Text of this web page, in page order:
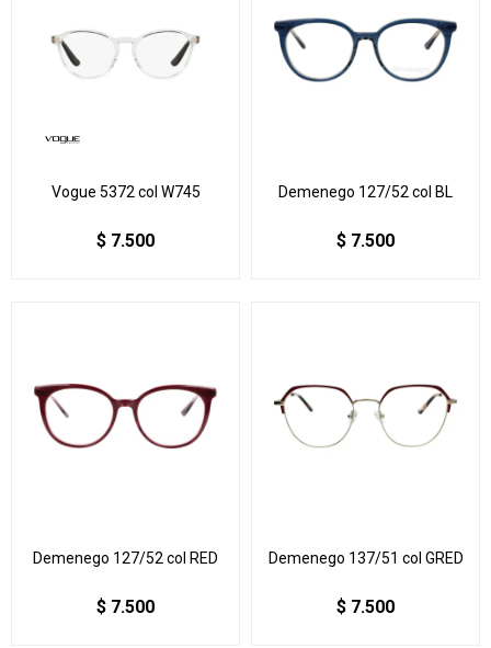
Vogue 5372 col W745
$ 7.500
Demenego 127/52 col BL
$ 7.500
Demenego 127/52 col RED
$ 7.500
Demenego 137/51 col GRED
$ 7.500